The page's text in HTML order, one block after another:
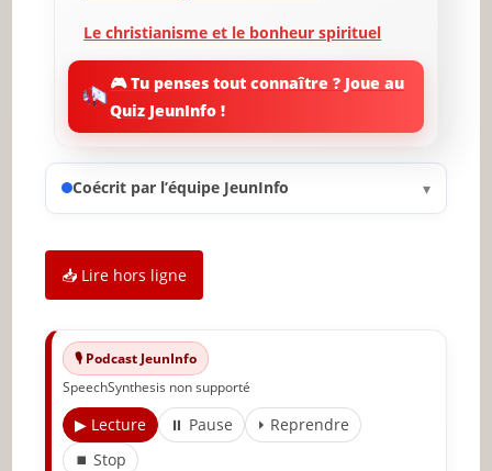
Le christianisme et le bonheur spirituel
Comparaison des approches du bonheur
Les pratiques concrètes pour atteindre le
bonheur
La modernité et les enseignements sur le
bonheur
Conclusion : Vers un bonheur universel
✨ Nouveau sur JeunInfo ?
Partager l'amour
🎮 Tu penses tout connaître ? Joue au
Quiz JeunInfo !
Coécrit par l’équipe JeunInfo ▾
📥 Lire hors ligne
🎙️ Podcast JeunInfo
SpeechSynthesis non supporté
▶ Lecture ⏸ Pause
⏵ Reprendre
⏹ Stop